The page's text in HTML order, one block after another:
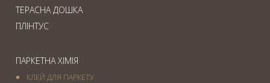
ТЕРАСНА ДОШКА
ПЛІНТУС
ПАРКЕТНА ХІМІЯ
КЛЕЙ ДЛЯ ПАРКЕТУ